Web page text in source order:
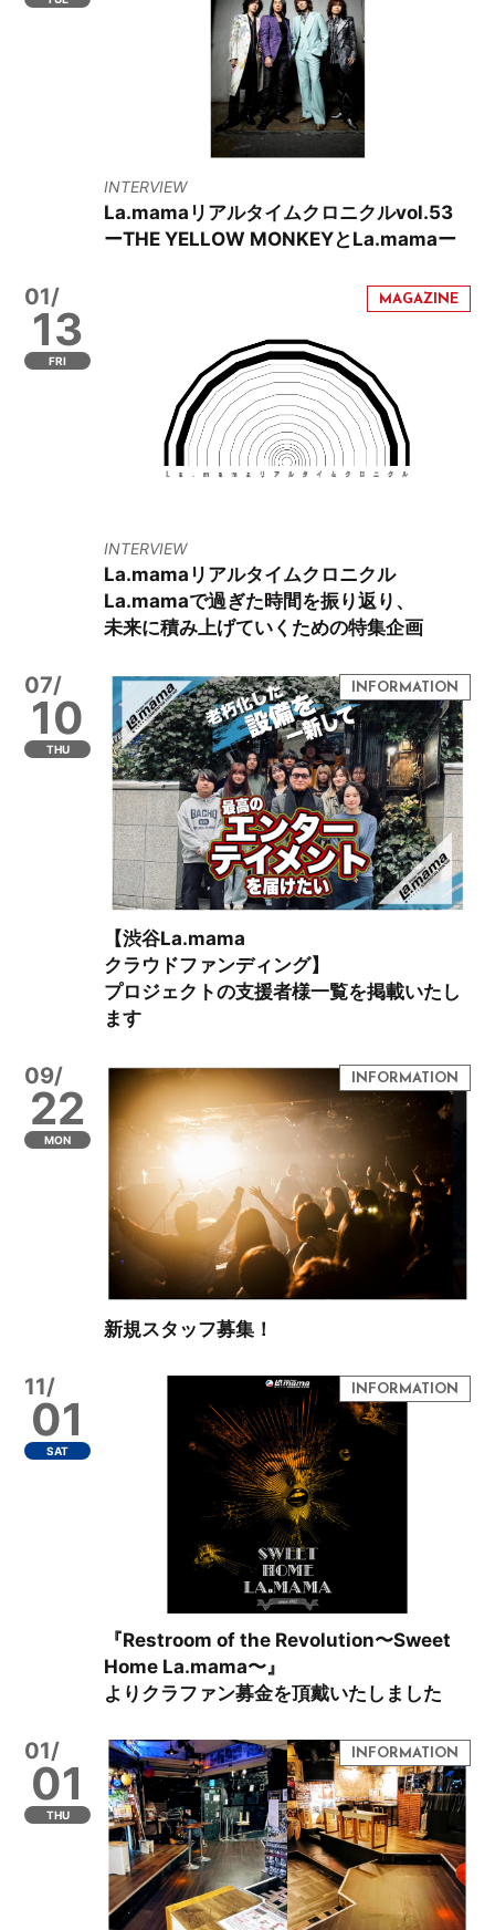
INTERVIEW
La.mamaリアルタイムクロニクルvol.53
ーTHE YELLOW MONKEYとLa.mamaー
01/
13
FRI
INTERVIEW
La.mamaリアルタイムクロニクル
La.mamaで過ぎた時間を振り返り、
未来に積み上げていくための特集企画
07/
10
THU
【渋谷La.mama
クラウドファンディング】
プロジェクトの支援者様一覧を掲載いたし
ます
09/
22
MON
新規スタッフ募集！
11/
01
SAT
『Restroom of the Revolution〜Sweet
Home La.mama〜』
よりクラファン募金を頂戴いたしました
01/
01
THU